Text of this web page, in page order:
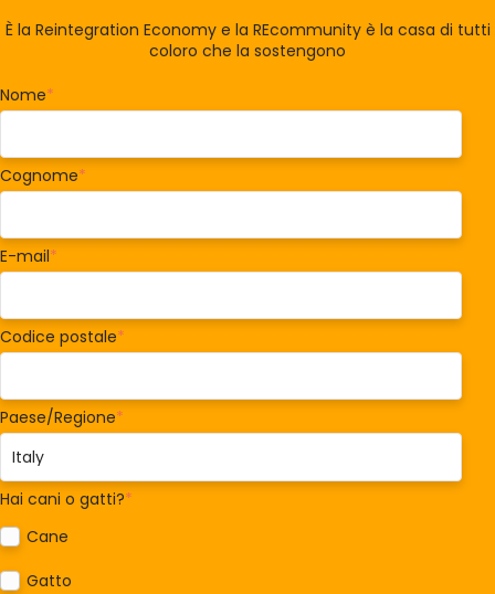
È la Reintegration Economy e la REcommunity è la casa di tutti
coloro che la sostengono
Nome*
Cognome*
E-mail*
Codice postale*
Paese/Regione*
Hai cani o gatti?*
Cane
Gatto